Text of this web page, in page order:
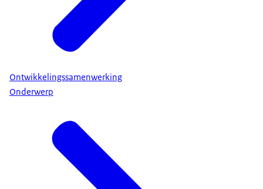
Ontwikkelingssamenwerking
Onderwerp